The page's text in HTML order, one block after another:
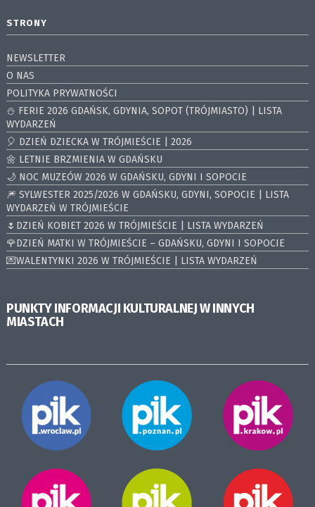
STRONY
NEWSLETTER
O NAS
POLITYKA PRYWATNOŚCI
⛄️ FERIE 2026 GDAŃSK, GDYNIA, SOPOT (TRÓJMIASTO) | LISTA
WYDARZEŃ
🎈 DZIEŃ DZIECKA W TRÓJMIEŚCIE | 2026
🌼 LETNIE BRZMIENIA W GDAŃSKU
🌙 NOC MUZEÓW 2026 W GDAŃSKU, GDYNI I SOPOCIE
🎆 SYLWESTER 2025/2026 W GDAŃSKU, GDYNI, SOPOCIE | LISTA
WYDARZEŃ W TRÓJMIEŚCIE
🌷DZIEŃ KOBIET 2026 W TRÓJMIEŚCIE | LISTA WYDARZEŃ
🌹DZIEŃ MATKI W TRÓJMIEŚCIE – GDAŃSKU, GDYNI I SOPOCIE
💌WALENTYNKI 2026 W TRÓJMIEŚCIE | LISTA WYDARZEŃ
PUNKTY INFORMACJI KULTURALNEJ W INNYCH
MIASTACH